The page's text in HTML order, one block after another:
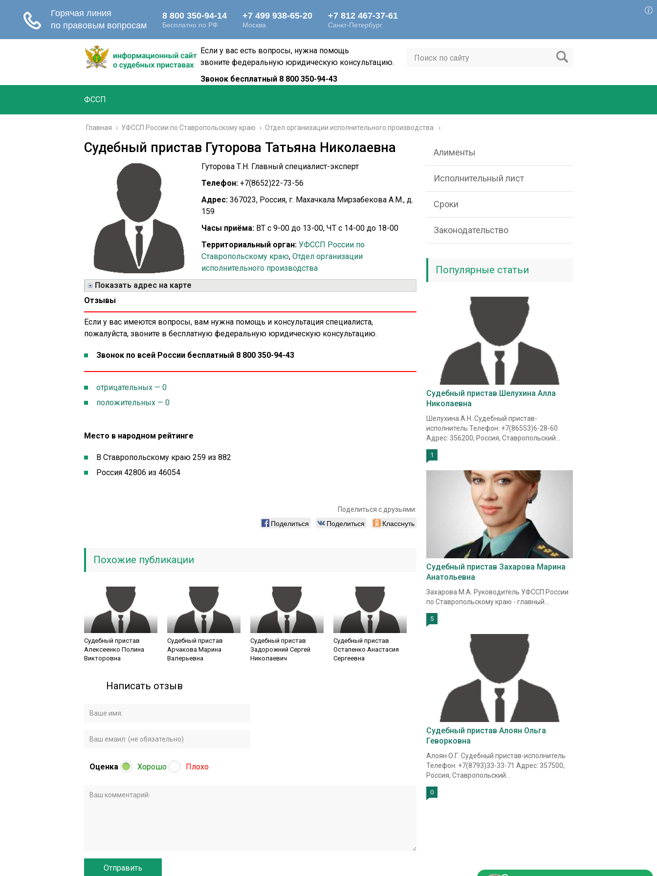
Если у вас есть вопросы, нужна помощь
звоните федеральную юридическую консультацию.
Звонок бесплатный 8 800 350-94-43
ФССП
Главная › УФССП России по Ставропольскому краю › Отдел организации исполнительного производства
Судебный пристав Гуторова Татьяна Николаевна
Гуторова Т.Н. Главный специалист-эксперт
Телефон: +7(8652)22-73-56
Адрес: 367023, Россия, г. Махачкала Мирзабекова А.М., д.
159
Часы приёма: ВТ с 9-00 до 13-00, ЧТ с 14-00 до 18-00
Территориальный орган: УФССП России по
Ставропольскому краю, Отдел организации
исполнительного производства
Показать адрес на карте
Отзывы
Если у вас имеются вопросы, вам нужна помощь и консультация специалиста,
пожалуйста, звоните в бесплатную федеральную юридическую консультацию.
Звонок по всей России бесплатный 8 800 350-94-43
отрицательных — 0
положительных — 0
Место в народном рейтинге
В Ставропольскому краю 259 из 882
Россия 42806 из 46054
Поделиться с друзьями:
Поделиться Поделиться Класснуть
Похожие публикации
Судебный пристав
Алексеенко Полина
Викторовна
Судебный пристав
Арчакова Марина
Валерьевна
Судебный пристав
Задорожний Сергей
Николаевич
Судебный пристав
Остапенко Анастасия
Сергеевна
Написать отзыв
Оценка Хорошо Плохо
Алименты
Исполнительный лист
Сроки
Законодательство
Популярные статьи
Судебный пристав Шелухина Алла
Николаевна
Шелухина А.Н. Судебный пристав-
исполнитель Телефон: +7(86553)6-28-60
Адрес: 356200, Россия, Ставропольский...
1
Судебный пристав Захарова Марина
Анатольевна
Захарова М.А. Руководитель УФССП России
по Ставропольскому краю - главный...
5
Судебный пристав Алоян Ольга
Геворковна
Алоян О.Г. Судебный пристав-исполнитель
Телефон: +7(8793)33-33-71 Адрес: 357500,
Россия, Ставропольский...
0